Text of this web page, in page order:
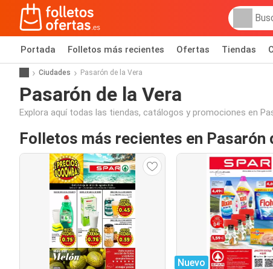
Portada Folletos más recientes Ofertas Tiendas
Ciudades Pasarón de la Vera
Pasarón de la Vera
Explora aquí todas las tiendas, catálogos y promociones en
Folletos más recientes en Pasarón
Nuevo